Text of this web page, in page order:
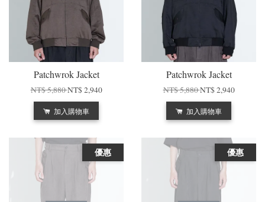
Patchwrok Jacket
NT$ 5,880NT$ 2,940
加入購物車
Patchwrok Jacket
NT$ 5,880NT$ 2,940
加入購物車
優惠 優惠